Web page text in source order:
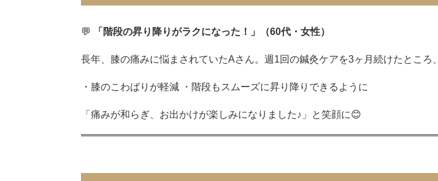
💬 「階段の昇り降りがラクになった！」（60代・女性）
長年、膝の痛みに悩まされていたAさん。週1回の鍼灸ケアを3ヶ月続けたところ、
・膝のこわばりが軽減 ・階段もスムーズに昇り降りできるように
「痛みが和らぎ、お出かけが楽しみになりました♪」と笑顔に😊